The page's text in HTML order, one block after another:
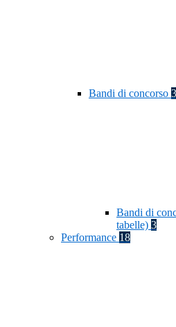
Bandi di concorso 3
Bandi di
tabelle) 3
Performance 18